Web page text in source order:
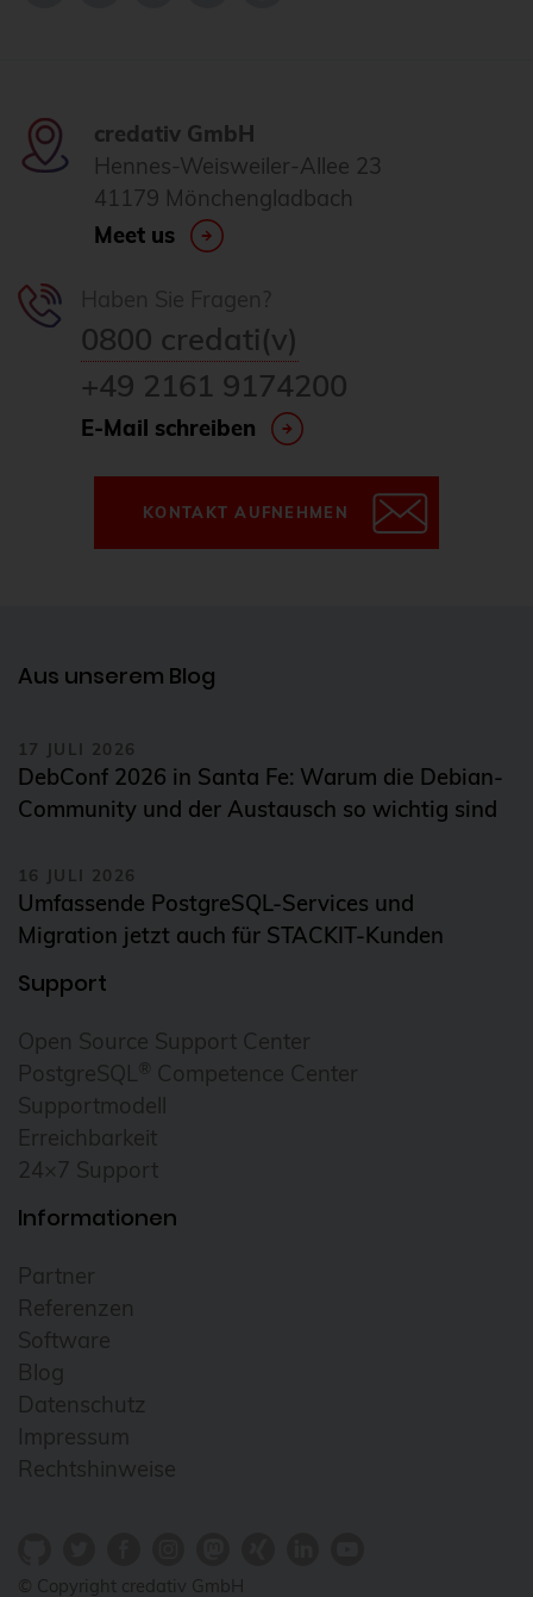
credativ GmbH
Hennes-Weisweiler-Allee 23
41179 Mönchengladbach
Meet us
0800 credati(v)
+49 2161 9174200
E-Mail schreiben
KONTAKT AUFNEHMEN
Aus unserem Blog
17 JULI 2026
DebConf 2026 in Santa Fe: Warum die Debian-
Community und der Austausch so wichtig sind
16 JULI 2026
Umfassende PostgreSQL-Services und
Migration jetzt auch für STACKIT-Kunden
Support
Open Source Support Center
PostgreSQL ® Competence Center
Supportmodell
Erreichbarkeit
24×7 Support
Informationen
Partner
Referenzen
Software
Blog
Datenschutz
Impressum
Rechtshinweise
© Copyright credativ GmbH